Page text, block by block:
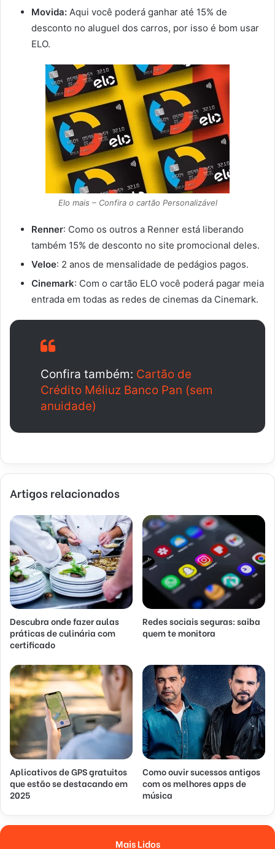
Movida: Aqui você poderá ganhar até 15% de
desconto no aluguel dos carros, por isso é bom usar
ELO.
Elo mais – Confira o cartão Personalizável
Renner: Como os outros a Renner está liberando
também 15% de desconto no site promocional deles.
Veloe: 2 anos de mensalidade de pedágios pagos.
Cinemark: Com o cartão ELO você poderá pagar meia
entrada em todas as redes de cinemas da Cinemark.
Confira também: Cartão de
Crédito Méliuz Banco Pan (sem
anuidade)
Artigos relacionados
Descubra onde fazer aulas
práticas de culinária com
certificado
Redes sociais seguras: saiba
quem te monitora
Aplicativos de GPS gratuitos
que estão se destacando em
2025
Como ouvir sucessos antigos
com os melhores apps de
música
Mais Lidos